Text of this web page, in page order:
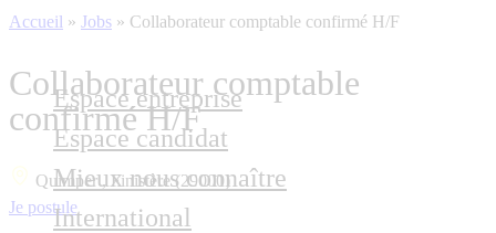
Espace entreprise
Espace candidat
Mieux nous connaître
International
Accueil » Jobs » Collaborateur comptable confirmé H/F
Collaborateur comptable
confirmé H/F
Quimper , Finistère (29000)
Je postule